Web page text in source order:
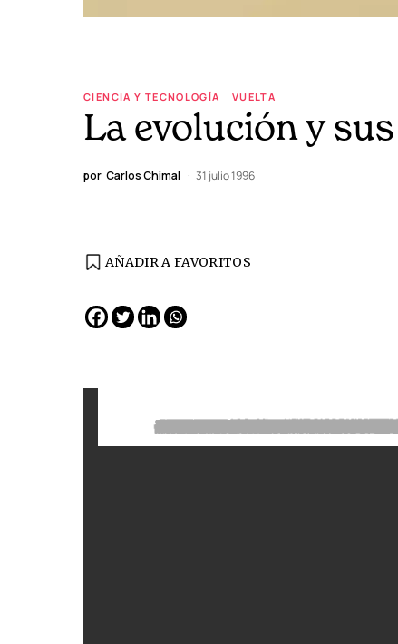
CIENCIA Y TECNOLOGÍA VUELTA
La evolución y
por Carlos Chimal 31 julio 1996
AÑADIR A FAVORITOS